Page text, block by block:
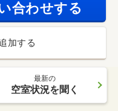
合わせする
加する
最新の
空室状況を聞く